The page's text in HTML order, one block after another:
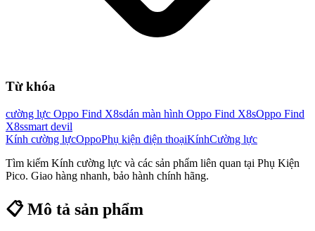
Từ khóa
cường lực Oppo Find X8sdán màn hình Oppo Find X8sOppo Find
X8ssmart devil
Kính cường lựcOppoPhụ kiện điện thoạiKínhCường lực
Tìm kiếm Kính cường lực và các sản phẩm liên quan tại Phụ Kiện
Pico. Giao hàng nhanh, bảo hành chính hãng.
📋 Mô tả sản phẩm